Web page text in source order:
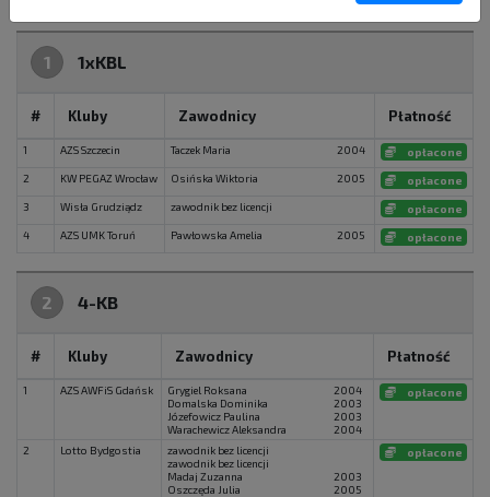
1 1xKBL
# Kluby Zawodnicy Płatność
1 AZS Szczecin Taczek Maria 2004
opłacone
2
KW PEGAZ Wrocław Osińska Wiktoria 2005
opłacone
3
Wisła Grudziądz zawodnik bez licencji
opłacone
4
AZS UMK Toruń Pawłowska Amelia 2005 opłacone
2 4-KB
# Kluby Zawodnicy Płatność
1 AZS AWFiS Gdańsk Grygiel Roksana
2004
Domalska Dominika
2003
Józefowicz Paulina
2003
Warachewicz Aleksandra
2004
opłacone
2 Lotto Bydgostia
zawodnik bez licencji
zawodnik bez licencji
Madaj Zuzanna
2003
Oszczęda Julia
2005
opłacone